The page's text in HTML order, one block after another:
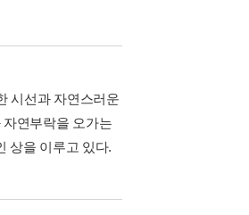
시선과 자연스러운
자연부락을 오가는
상을 이루고 있다.